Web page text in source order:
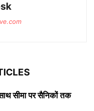
सीमा पर सैनिकों तक